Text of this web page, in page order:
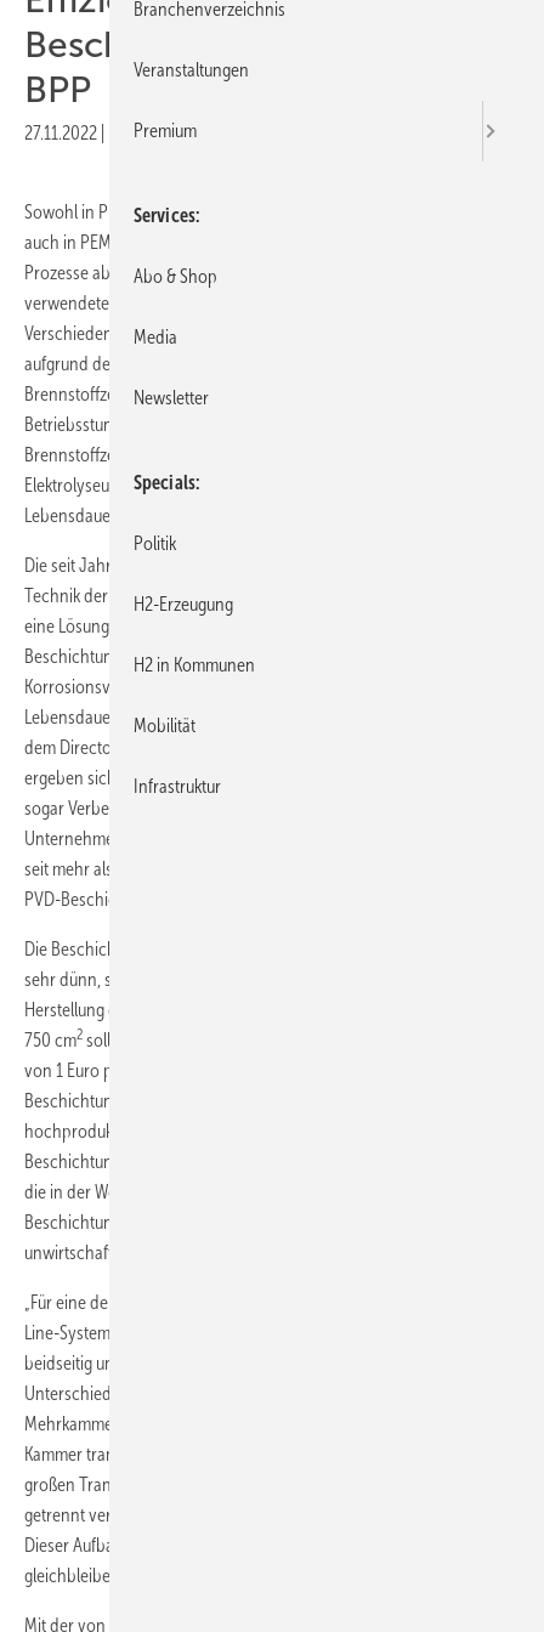
Beschichtungsverfahren für
BPP
27.11.2022 Druckvorschau
Sowohl in PEMEC (Protonenaustauschmembran-Elektrolyseuren) als
auch in PEMFC (-Brennstoffzellen) laufen im Betrieb chemische
Prozesse ab, die mittel- und langfristig die Oberfläche der
verwendeten Materialien angreifen und zu Korrosion führen.
Verschiedene Studien zeigen, dass sich bei BPP aus reinem Edelstahl
aufgrund der inneren Korrosionsprozesse die etwa für Pkw-
Brennstoffzellen angestrebten Lebensdauern von mindestens 10.000
Betriebsstunden nur schwerlich erreichen lassen. Für
Brennstoffzellen für den Schwerlastbereich oder aber für
Elektrolyseure im Dauerbetrieb sind noch weitaus längere
Lebensdauern gefordert.
Die seit Jahrzehnten für eine Vielzahl von Anwendungen genutzte
Technik der PVD-Beschichtung (Physical Vapour Deposition) stellt
eine Lösung für diese Problematik dar. „Durch geeignete
Beschichtungen der beiden Außenseiten der BPP kann deren
Korrosionsverhalten unter Langzeitbetrieb und damit deren
Lebensdauer signifikant optimiert werden“, sagt Dr. Andreas Kraft. Laut
dem Director of Operations bei PVT Plasma und Vakuum Technik
ergeben sich dadurch keine Einbußen in der Leitfähigkeit, sondern
sogar Verbesserung hin zu einem angestrebt hohen Leitwert. Das
Unternehmen mit Hauptsitz in Bensheim bei Frankfurt a. M. operiert
seit mehr als 35 Jahren im Bereich der ionen- und plasmagestützten
PVD-Beschichtung von Werkzeugen und Bauteilen.
Die Beschichtungen, die auf den BPP aufgebracht werden, sind zwar
sehr dünn, stellen aber einen entscheidenden Kostenfaktor bei der
Herstellung der Platten dar. „Bei einer Platte mit einer Größe von rund
750 cm2 sollten die Kosten für die Beschichtung deutlich unterhalb
von 1 Euro pro Platte liegen“, betont Kraft. Eine gleichzeitige
Beschichtung beider Seiten einer BPP erfordere deshalb einen
hochproduktiven Beschichtungsprozess sowie zuverlässige
Beschichtungstechnik. Deshalb sind auch laut dem Werkstoffexperten
die in der Werkzeug- und Bauteilbeschichtung meist üblichen Batch-
Beschichtungssysteme hinsichtlich ihrer Produktivität
unwirtschaftlich und nicht zielführend.
„Für eine derartige Massenproduktion kommen nur sogenannte In-
Line-Systeme in Frage, bei denen Substrate mit hohem Durchsatz
beidseitig und ohne Rotation beschichtet werden“, betont Kraft. Im
Unterschied zu Batch-Systemen handelt es sich hierbei um
Mehrkammeranlagen, bei denen die Substrate von Kammer zu
Kammer transportiert werden. Die Kammern werden dabei von
großen Transferventilen separiert, wodurch räumlich und zeitlich
getrennt verschiedene definierte Prozessschritte ablaufen können.
Dieser Aufbau ermögliche eine saubere Umgebung mit
gleichbleibenden Vakuum- und Prozessbedingungen.
Mit der von PVT entwickelten In-Line-Anlage i-L 4.3500 lassen sich
Branchenverzeichnis
Veranstaltungen
Premium
Services
Abo & Shop
Media
Newsletter
Specials
Politik
H2-Erzeugung
H2 in Kommunen
Mobilität
Infrastruktur